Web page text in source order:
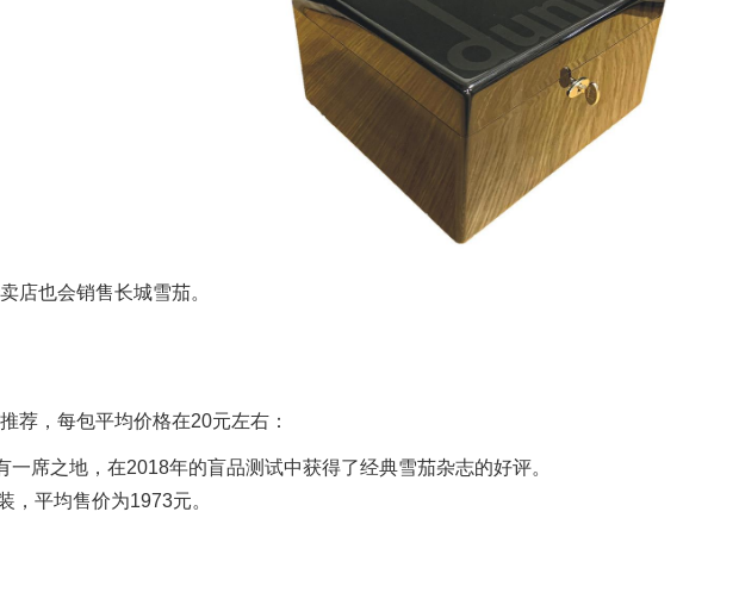
店也会销售长城雪茄。
荐，每包平均价格在20元左右：
一席之地，在2018年的盲品测试中获得了经典雪茄杂志的好评。
，平均售价为1973元。